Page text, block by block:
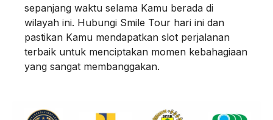
sepanjang waktu selama Kamu berada di
wilayah ini. Hubungi Smile Tour hari ini dan
pastikan Kamu mendapatkan slot perjalanan
terbaik untuk menciptakan momen kebahagiaan
yang sangat membanggakan.